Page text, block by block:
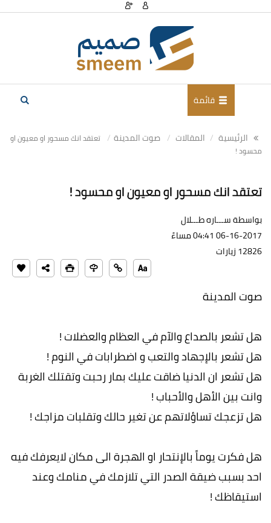
قائمة
الرئيسية المقالات صوت المدينة
تعتقد انك مسحور او معيون او
محسود !
تعتقد انك مسحور او معيون او محسود !
بواسطة ســـاره طـــلال
06-16-2017 04:41 مساءً
12826 زيارات
صوت المدينة
هل تشعر بالصداع والآم في العظام والعضلات !
هل تشعر بالإجهاد والتعب و اضطرابات في النوم !
هل تشعر ان الدنيا ضاقت عليك بمار رحبت وتقتلك الغربة
وانت بين الأهل والأحباب !
هل تزعجك تساؤلاتهم عن تغير حالك وتقلبات مزاجك !
هل فكرت يوماً بالإنتحار او الهجرة الى مكان لايعرفك فيه
احد بسبب ضيقة الصدر التي تلازمك في منامك وعند
استيقاظك !